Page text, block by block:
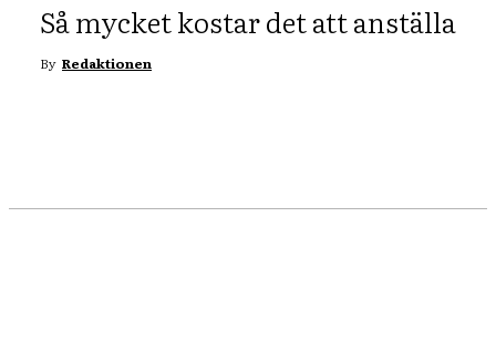
Så mycket kostar det att anställa
By Redaktionen